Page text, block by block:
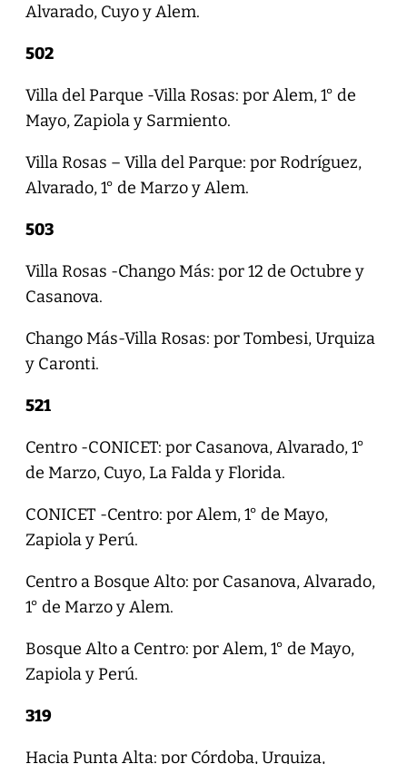
Alvarado, Cuyo y Alem.
502
Villa del Parque -Villa Rosas: por Alem, 1° de
Mayo, Zapiola y Sarmiento.
Villa Rosas – Villa del Parque: por Rodríguez,
Alvarado, 1° de Marzo y Alem.
503
Villa Rosas -Chango Más: por 12 de Octubre y
Casanova.
Chango Más-Villa Rosas: por Tombesi, Urquiza
y Caronti.
521
Centro -CONICET: por Casanova, Alvarado, 1°
de Marzo, Cuyo, La Falda y Florida.
CONICET -Centro: por Alem, 1° de Mayo,
Zapiola y Perú.
Centro a Bosque Alto: por Casanova, Alvarado,
1° de Marzo y Alem.
Bosque Alto a Centro: por Alem, 1° de Mayo,
Zapiola y Perú.
319
Hacia Punta Alta: por Córdoba, Urquiza,